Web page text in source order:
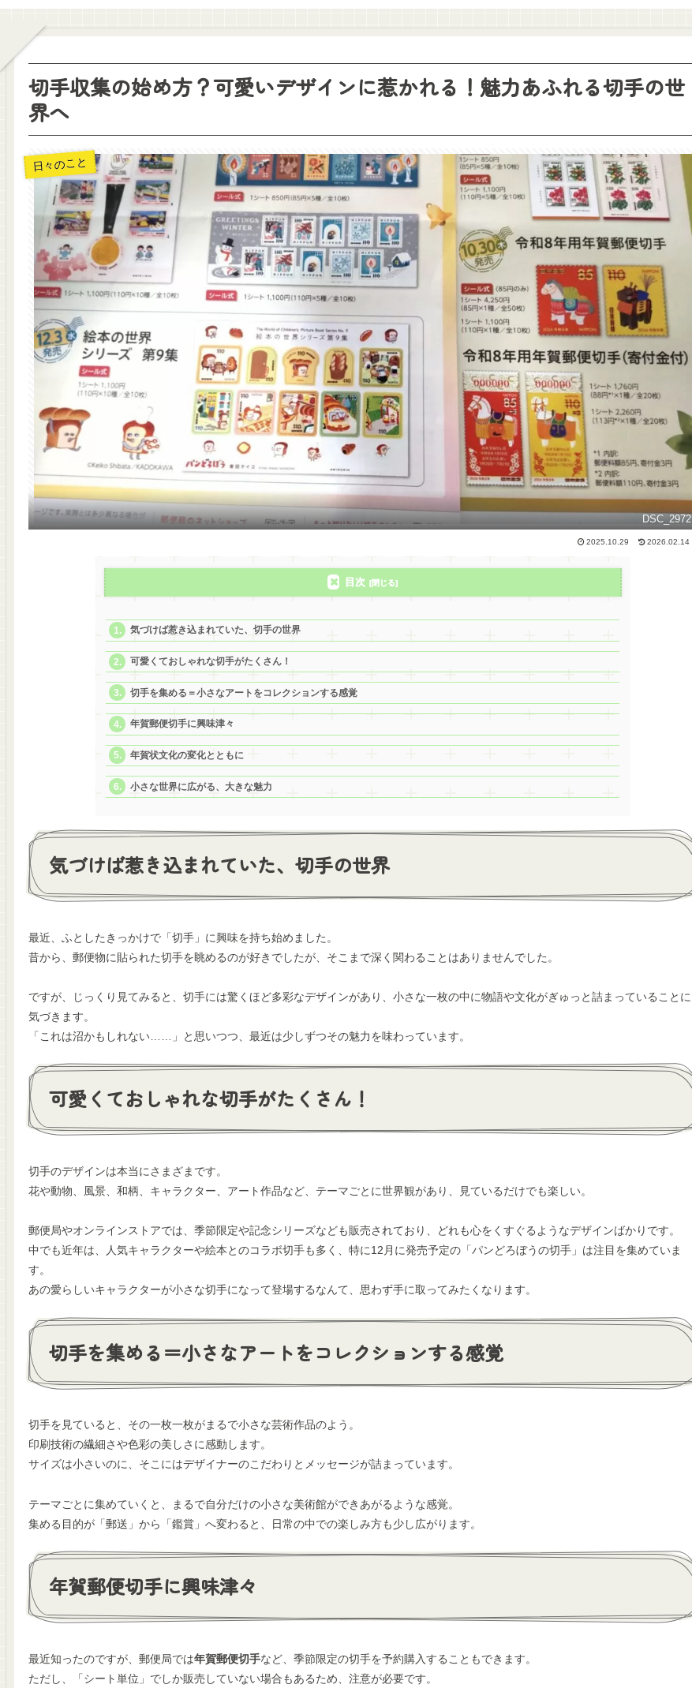
切手収集の始め方？可愛いデザインに惹かれる！魅力あふれる切手の世
界へ
日々のこと
DSC_2972
2025.10.29 2026.02.14
目次
気づけば惹き込まれていた、切手の世界
可愛くておしゃれな切手がたくさん！
切手を集める＝小さなアートをコレクションする感覚
年賀郵便切手に興味津々
年賀状文化の変化とともに
小さな世界に広がる、大きな魅力
気づけば惹き込まれていた、切手の世界
最近、ふとしたきっかけで「切手」に興味を持ち始めました。
昔から、郵便物に貼られた切手を眺めるのが好きでしたが、そこまで深く関わることはありませんでした。
ですが、じっくり見てみると、切手には驚くほど多彩なデザインがあり、小さな一枚の中に物語や文化がぎゅっと詰まっていることに
気づきます。
「これは沼かもしれない……」と思いつつ、最近は少しずつその魅力を味わっています。
可愛くておしゃれな切手がたくさん！
切手のデザインは本当にさまざまです。
花や動物、風景、和柄、キャラクター、アート作品など、テーマごとに世界観があり、見ているだけでも楽しい。
郵便局やオンラインストアでは、季節限定や記念シリーズなども販売されており、どれも心をくすぐるようなデザインばかりです。
中でも近年は、人気キャラクターや絵本とのコラボ切手も多く、特に12月に発売予定の「パンどろぼうの切手」は注目を集めていま
す。
あの愛らしいキャラクターが小さな切手になって登場するなんて、思わず手に取ってみたくなります。
切手を集める＝小さなアートをコレクションする感覚
切手を見ていると、その一枚一枚がまるで小さな芸術作品のよう。
印刷技術の繊細さや色彩の美しさに感動します。
サイズは小さいのに、そこにはデザイナーのこだわりとメッセージが詰まっています。
テーマごとに集めていくと、まるで自分だけの小さな美術館ができあがるような感覚。
集める目的が「郵送」から「鑑賞」へ変わると、日常の中での楽しみ方も少し広がります。
年賀郵便切手に興味津々
最近知ったのですが、郵便局では年賀郵便切手など、季節限定の切手を予約購入することもできます。
ただし、「シート単位」でしか販売していない場合もあるため、注意が必要です。